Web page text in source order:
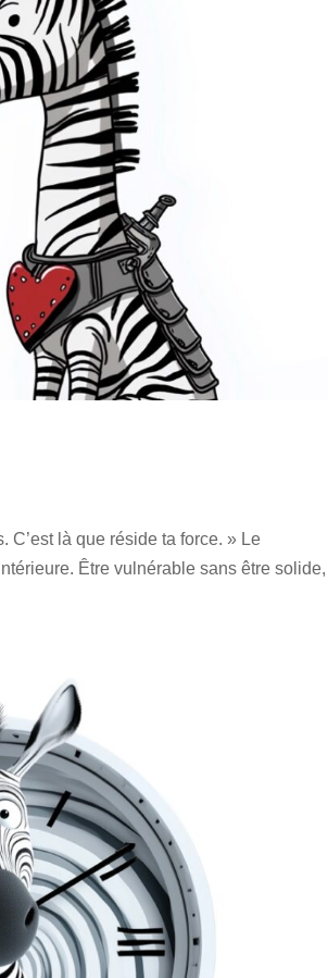
C’est là que réside ta force. » Le
Être vulnérable sans être solide,